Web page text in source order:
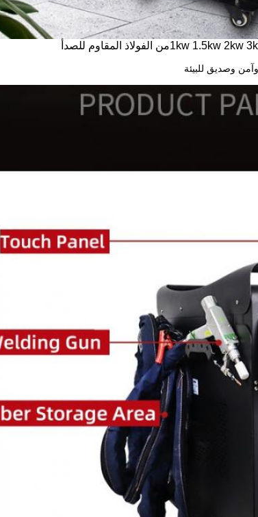
1kw 1.5kw 2kwمن الفولاذ المقاوم للصدأ